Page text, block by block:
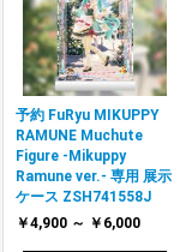
予約 FuRyu MIKUPPY
RAMUNE Muchute
Figure -Mikuppy
Ramune ver.- 専用 展示
ケース ZSH741558J
￥4,900 ～ ￥6,000